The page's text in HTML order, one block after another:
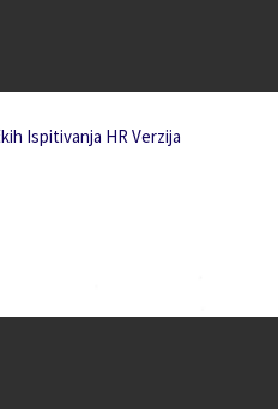
Ispitivanja HR Verzija